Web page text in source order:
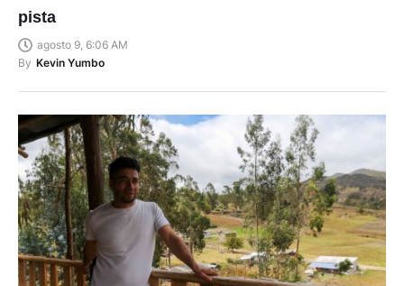
pista
agosto 9, 6:06 AM
By Kevin Yumbo